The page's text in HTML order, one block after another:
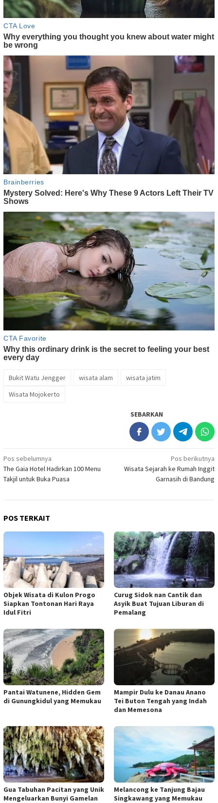
Bukit Watu Jengger wisata alam
wisata jatim
Wisata Mojokerto
SEBARKAN
Navigasi
pos
Pos sebelumnya
The Gaia Hotel Hadirkan 100 Menu
Takjil untuk Buka Puasa
Pos berikutnya
Wisata Sejarah ke Rumah Inggit
Garnasih di Bandung
POS TERKAIT
Objek Wisata di Kulon Progo
Siapkan Tontonan Hari Raya
Idul Fitri
Curug Sidok nan Cantik dan
Asyik Buat Tujuan Liburan di
Pemalang
Pantai Watunene, Hidden Gem
di Gunungkidul yang Memukau
Mampir Dulu ke Danau Anano
Tei Buton Tengah yang Indah
dan Memesona
Gua Tabuhan Pacitan yang Unik
Mengeluarkan Bunyi Gamelan
Melancong ke Tanjung Bajau
Singkawang yang Memukau